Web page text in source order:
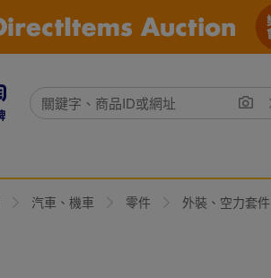
汽車、機車 零件 外裝、空力套件